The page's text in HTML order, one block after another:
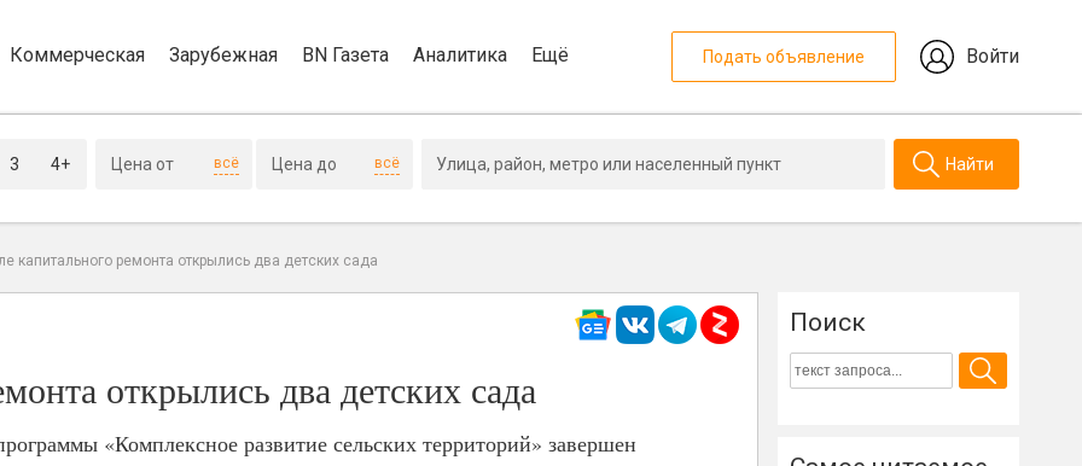
Коммерческая Зарубежная BN Газета Аналитика Ещё Подать объявление Войти
3 4+ всё всё Найти
капитального ремонта открылись два детских сада
открылись два детских сада
«Комплексное развитие сельских территорий» завершен
Поиск